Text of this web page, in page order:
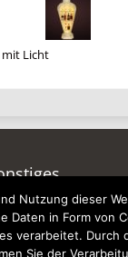
Licht
Nutzung dieser
Daten in Form von
verarbeitet. Durch
Sie der